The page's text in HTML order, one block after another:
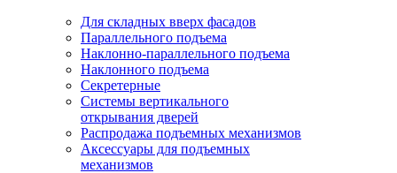
Для складных вверх фасадов
Параллельного подъема
Наклонно-параллельного подъема
Наклонного подъема
Секретерные
Системы вертикального
открывания дверей
Распродажа подъемных механизмов
Аксессуары для подъемных
механизмов